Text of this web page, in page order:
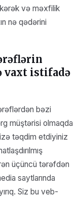
və məxfilik
nə qədərini
vaxt istifadə
bəzi
müştərisi olmaqda
təqdim etdiyiniz
üçüncü tərəfdən
saytlarında
Siz bu veb-